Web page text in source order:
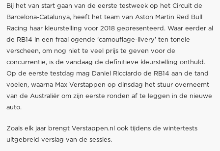
Bij het van start gaan van de eerste testweek op het Circuit de
Barcelona-Catalunya, heeft het team van Aston Martin Red Bull
Racing haar kleurstelling voor 2018 gepresenteerd. Waar eerder al
de RB14 in een fraai ogende ‘camouflage-livery’ ten tonele
verscheen, om nog niet te veel prijs te geven voor de
concurrentie, is de vandaag de definitieve kleurstelling onthuld.
Op de eerste testdag mag Daniel Ricciardo de RB14 aan de tand
voelen, waarna Max Verstappen op dinsdag het stuur overneemt
van de Australiër om zijn eerste ronden af te leggen in de nieuwe
auto.
Zoals elk jaar brengt Verstappen.nl ook tijdens de wintertests
uitgebreid verslag van de sessies.